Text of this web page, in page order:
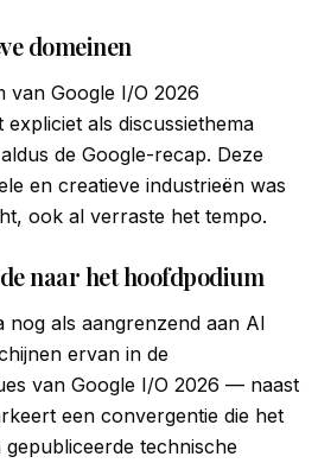
domeinen
van Google I/O 2026
als discussiethema
de Google-recap. Deze
en creatieve industrieën was
ook al verraste het tempo.
naar het hoofdpodium
nog als aangrenzend aan AI
ervan in de
van Google I/O 2026 — naast
een convergentie die het
technische